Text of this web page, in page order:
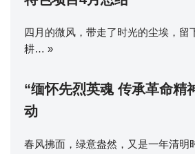
四月的微风，带走了时光的尘埃，留
耕… »
“缅怀先烈英魂 传承革命精
动
春风拂面，绿意盎然，又是一年清明